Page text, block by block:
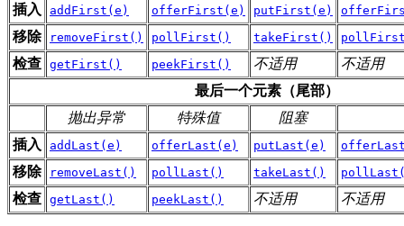
插入
addFirst(e) offerFirst(e) putFirst(e)
移除 removeFirst() pollFirst() takeFirst()
检查 getFirst() peekFirst() 不适用
不适用
最后一个元素（尾部）
抛出异常
特殊值
阻塞
插入
addLast(e) offerLast(e) putLast(e)
移除 removeLast() pollLast() takeLast()
检查 getLast() peekLast() 不适用 不适用